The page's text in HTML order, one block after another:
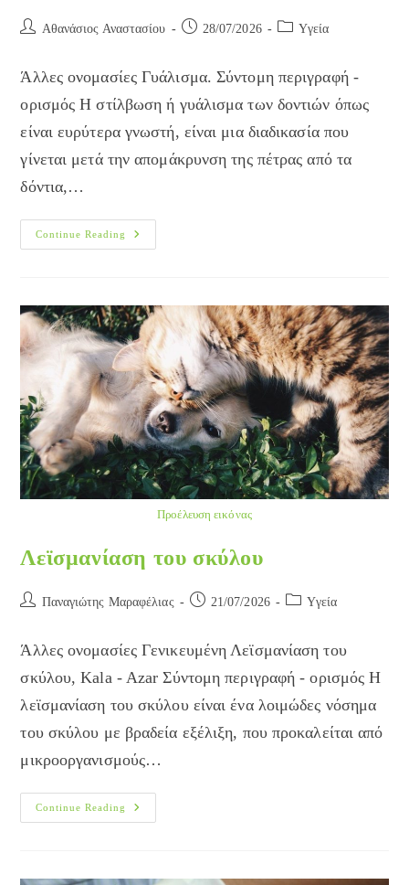
Post Αθανάσιος Αναστασίου
Post 28/07/2026
PostYγεία
Άλλες ονομασίες Γυάλισμα. Σύντομη περιγραφή -
ορισμός Η στίλβωση ή γυάλισμα των δοντιών όπως
είναι ευρύτερα γνωστή, είναι μια διαδικασία που
γίνεται μετά την απομάκρυνση της πέτρας από τα
δόντια,…
Continue Reading
Στίλβωση
Των
Προέλευση εικόνας
Λεϊσμανίαση του σκύλου
Post Παναγιώτης Μαραφέλιας
Post 21/07/2026
PostYγεία
Άλλες ονομασίες Γενικευμένη Λεϊσμανίαση του
σκύλου, Kala - Azar Σύντομη περιγραφή - ορισμός Η
λεϊσμανίαση του σκύλου είναι ένα λοιμώδες νόσημα
του σκύλου με βραδεία εξέλιξη, που προκαλείται από
μικροοργανισμούς…
Continue Reading
Λεϊσμανίαση
Του